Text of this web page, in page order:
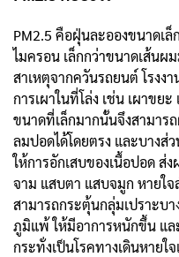
PM2.5 คือฝุ่นละอองขนาดเ
ไมครอน เล็กกว่าขนาดเส้นผ
สาเหตุจากควันรถยนต์ โรงง
การเผาในที่โล่ง เช่น เผาขย
ขนาดที่เล็กมากนั้นจึงสามาร
ลมปอดได้โดยตรง และบางส่
ให้การอักเสบของเนื้อปอด ส่
จาม แสบตา แสบจมูก หายใ
สามารถกระตุ้นกลุ่มเปราะบ
ภูมิแพ้ ให้มีอาการหนักขึ้น แล
กระทั่งเป็นโรคทางเดินหายใ